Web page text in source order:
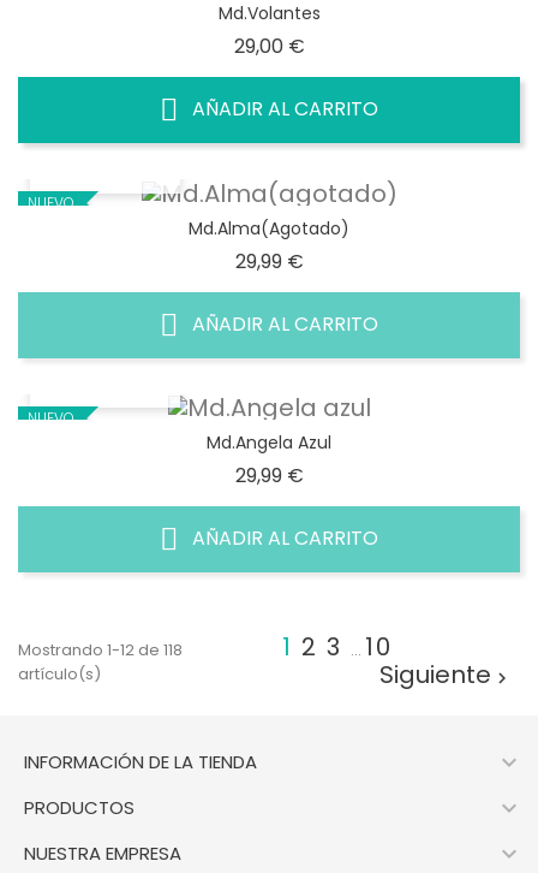
Md.Volantes
29,00 €Precio
AÑADIR AL CARRITO
NUEVO
Md.Alma(agotado)
29,99 €Precio
AÑADIR AL CARRITO
NUEVO
Md.Angela Azul
29,99 €Precio
AÑADIR AL CARRITO
Mostrando 1-12 de 118
artículo(s)
1 2 3 … 10
Siguiente 
INFORMACIÓN DE LA TIENDA 
PRODUCTOS 
NUESTRA EMPRESA 